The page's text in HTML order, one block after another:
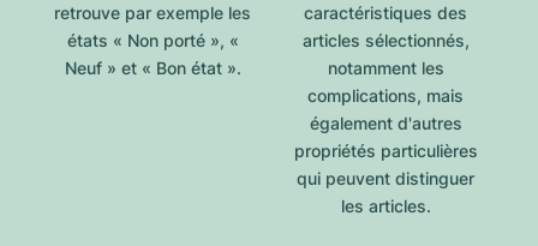
retrouve par exemple les
états « Non porté », «
Neuf » et « Bon état ».
caractéristiques des
articles sélectionnés,
notamment les
complications, mais
également d'autres
propriétés particulières
qui peuvent distinguer
les articles.